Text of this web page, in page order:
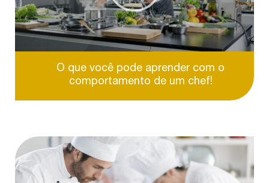
O que você pode aprender com o
comportamento de um chef!